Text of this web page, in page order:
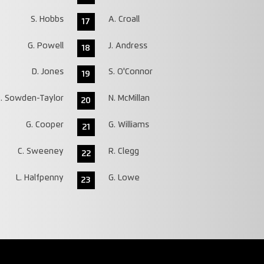
S. Hobbs 17 A. Croall
G. Powell 18 J. Andress
D. Jones 19 S. O'Connor
Sowden-Taylor 20 N. McMillan
G. Cooper 21 G. Williams
C. Sweeney 22 R. Clegg
L. Halfpenny 23 G. Lowe